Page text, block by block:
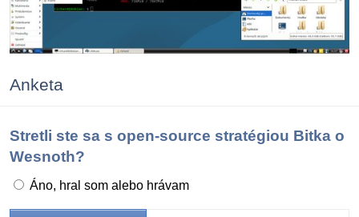
Anketa
Stretli ste sa s open-source stratégiou Bitka o
Wesnoth?
Áno, hral som alebo hrávam